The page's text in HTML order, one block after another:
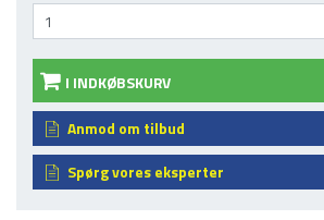
I INDKØBSKURV
Anmod om tilbud
Spørg vores eksperter